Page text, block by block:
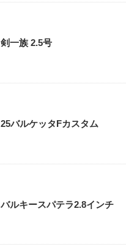
剣一族 2.5号
25バルケッタFカスタム
バルキースパテラ2.8インチ